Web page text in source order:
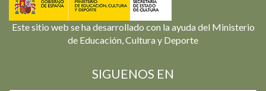
Este sitio web se ha desarrollado con la ayuda del Ministerio
de Educación, Cultura y Deporte
SIGUENOS EN